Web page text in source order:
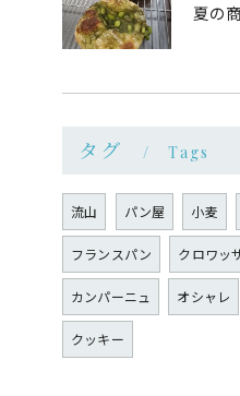
夏の
タグ Tags
流山 パン屋 小麦
フランスパン クロワッ
カンパーニュ オシャレ
クッキー